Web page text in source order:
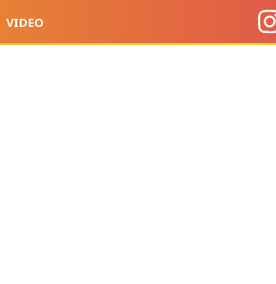
VIDEO